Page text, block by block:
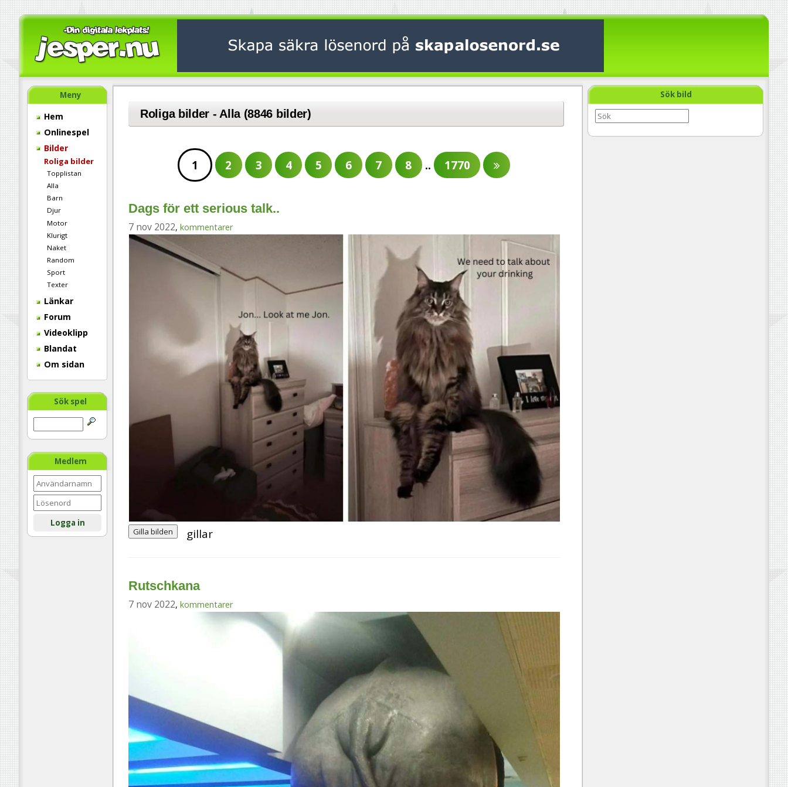
Meny
Hem
Onlinespel
Bilder
Roliga bilder
Topplistan
Alla
Barn
Djur
Motor
Klurigt
Naket
Random
Sport
Texter
Länkar
Forum
Videoklipp
Blandat
Om sidan
Sök spel
Medlem
Logga in
Sök bild
Roliga bilder - Alla (8846 bilder)
1 2 3 4 5 6 7 8 .. 1770
Dags för ett serious talk..
7 nov 2022, kommentarer
Gilla bilden gillar
Rutschkana
7 nov 2022, kommentarer